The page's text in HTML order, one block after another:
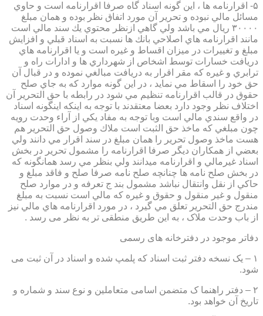
۵- اقرارنامه ها ، اين گونه اسناد گاه صرفا اقرارنامه است و حاوي
مسائل مالي نبوده و تحرير آن مورد اتفاق نظر بوده و همان مبلغ
۳۰۰۰۰ ريال مي باشد ولي گاهي ازنظر محتوي يك سند مالي است
مانند اقرارنامه هاي اصلاحي بانك ها نسبت به اسناد قبلي و افزايش
مبلغ و تغييرات در ميزان اقساط و غيره است و يا اقرارنامه هاي
دريافت خسارات توسط اشخاص از شهرداري ها و ادارات راه و
ترابري و غيره كه مقر اقرار به دريافت مبالغي نموده و در قبال آن
حق خود را اسقاط مي نمايد ، در اين گونه موارد كه به جاي صلح
حقوق در قالب اقرارنامه تنظيم مي شود در رابطه با حق التحرير آن
اختلاف نظر وجود دارد بعضا معتقدند با توجه به اينكه اينگونه اسناد
در واقع سندي مالي است وبا توجه به مفاد يكي از آراء وحدت رويه
چون مبلغي كه ماخذ حق الثبت است ملاك وصول حق التحرير هم
هست ماخذ وصول تحرير را همان مبلغ در سند اقرار مي دانند ولي
بعضي از همكاران ديگر صرفا اقرارنامه را مشمول تحرير در بخش
اسناد غيرمالي و اقرارنامه ميدانند ولي بنظر مي رسد همانگونه كه
در بخش صلح نامه ها چنانچه صلح نامه صرفا صلح و فاقد مبلغ و
حاكي از نقل وانتقال نباشد مشمول بند ج تعرفه و در موارد صلح
منقول و غير منقول و حقوق و غيره كه مالي است نسبت به مبلغ
مندرج حق التحرير تعلق مي گيرد ، در مورد اقرارنامه هاي مالي نيز
از باب وحدت ملاک ، به این طریق منطقی تر به نظر می رسد .
دفاتر موجود در دفترخانه های رسمی
۱ – یک نسخه دفتر ثبت اسناد که پلمپ شده و اسناد در آن ثبت می
شود.
۲ – دفتر راهنما ک متضمن اسامی متعاملین و نوع سند و شماره و
تاریخ آن خواهد بود.